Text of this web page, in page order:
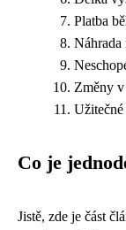
Platba
Náhrada
Změny
Co je
Jistě, zde je část